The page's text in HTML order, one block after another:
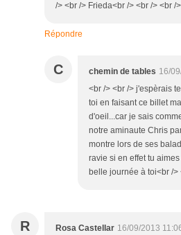
/> <br /> Frieda<br /> <br /> <br /
Répondre
C chemin de tables 16/
<br /> <br /> j'espèrais
toi en faisant ce billet
d'oeil...car je sais
notre aminaute Chris
montre lors de ses
ravie si en effet tu
belle journée à toi<br />
R Rosa Castellar 16/09/2013